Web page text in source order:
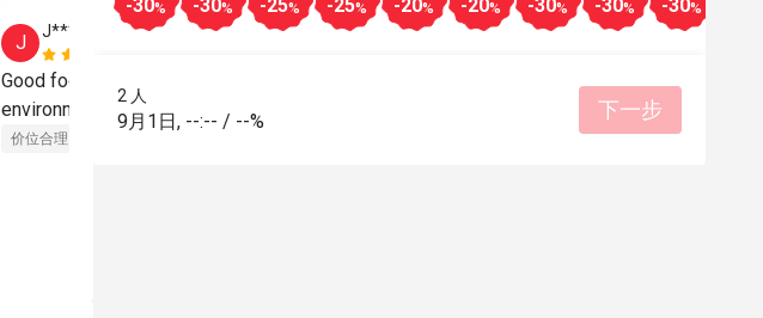
J
J****e
Good food with friendly staffs and good
environment
价位合理
S*****
Helpful staff, chill vibe, good for friend
美好体验
会再次回购
-30% -30% -25% -25% -20% -20% -30% -30% -30%
2 人
9月1日, --:-- / --% 下一步